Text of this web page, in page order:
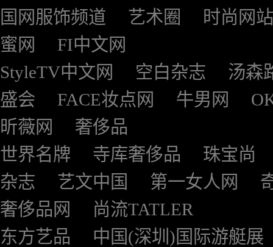
国网服饰频道
艺术圈
时尚网站
蜜网
FI中文网
StyleTV中文网
空白杂志
汤森
盛会
FACE妆点网 牛男网
昕薇网
奢侈品
世界名牌
寺库奢侈品
珠宝尚
杂志
艺文中国 第一女人网
奢侈品网
尚流TATLER
东方艺品
中国(深圳)国际游艇展